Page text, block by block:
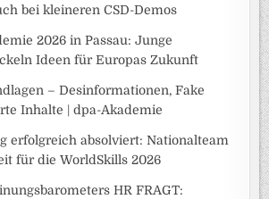
bei kleineren CSD-Demos
2026 in Passau: Junge
Ideen für Europas Zukunft
– Desinformationen, Fake
Inhalte | dpa-Akademie
erfolgreich absolviert: Nationalteam
für die WorldSkills 2026
HR FRAGT: